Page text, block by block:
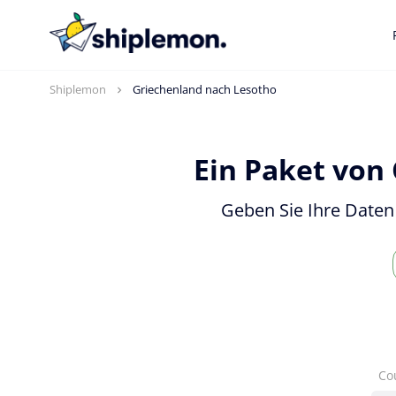
Shiplemon Griechenland nach Lesotho
Ein Paket
Geben Sie Ihre